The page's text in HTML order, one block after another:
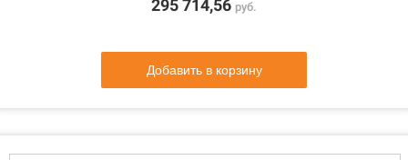
295 714,56 руб.
Добавить в корзину